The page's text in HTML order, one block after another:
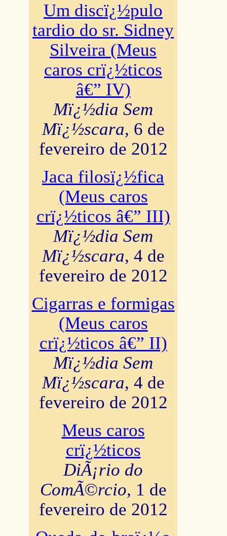
Um discï¿½pulo
tardio do sr. Sidney
Silveira (Meus
caros crï¿½ticos
â€” IV)
Mï¿½dia Sem
Mï¿½scara, 6 de
fevereiro de 2012
Jaca filosï¿½fica
(Meus caros
crï¿½ticos â€” III)
Mï¿½dia Sem
Mï¿½scara, 4 de
fevereiro de 2012
Cigarras e formigas
(Meus caros
crï¿½ticos â€” II)
Mï¿½dia Sem
Mï¿½scara, 4 de
fevereiro de 2012
Meus caros
crï¿½ticos
DiÃ¡rio do
ComÃ©rcio, 1 de
fevereiro de 2012